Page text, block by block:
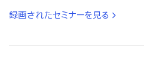
録画されたセミナーを見る